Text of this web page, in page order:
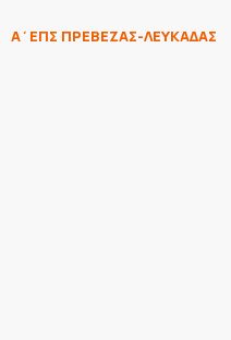
Α΄ΕΠΣ ΠΡΕΒΕΖΑΣ-ΛΕΥΚΑΔΑΣ